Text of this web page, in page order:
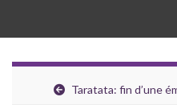
Taratata: fin d’une